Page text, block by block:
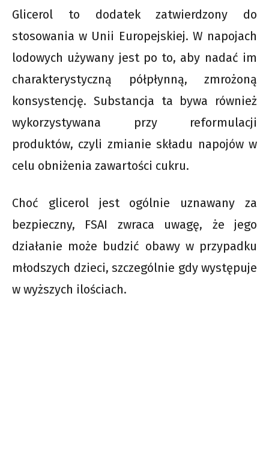
Glicerol to dodatek zatwierdzony do
stosowania w Unii Europejskiej. W napojach
lodowych używany jest po to, aby nadać im
charakterystyczną półpłynną, zmrożoną
konsystencję. Substancja ta bywa również
wykorzystywana przy reformulacji
produktów, czyli zmianie składu napojów w
celu obniżenia zawartości cukru.
Choć glicerol jest ogólnie uznawany za
bezpieczny, FSAI zwraca uwagę, że jego
działanie może budzić obawy w przypadku
młodszych dzieci, szczególnie gdy występuje
w wyższych ilościach.